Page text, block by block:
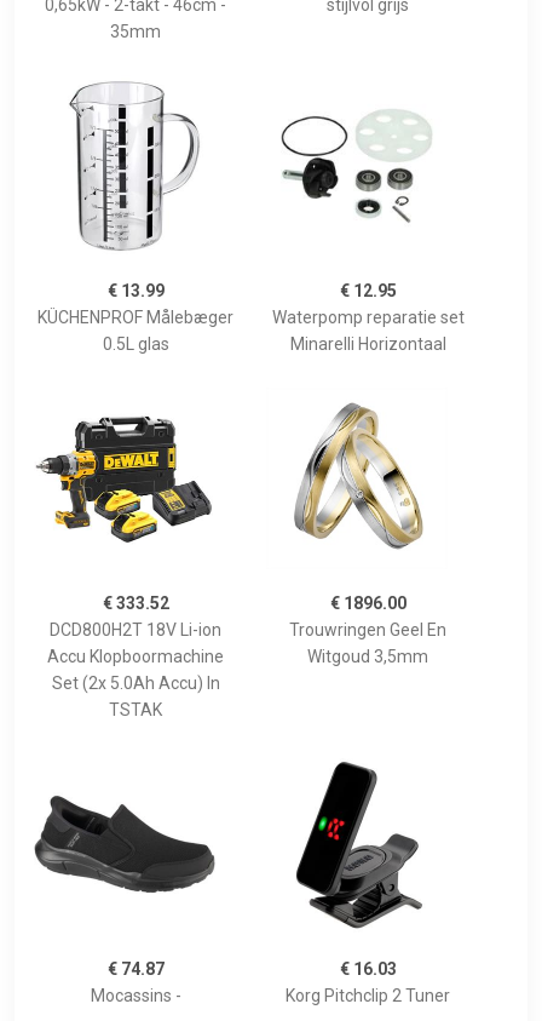
0,65kW - 2-takt - 46cm -
35mm
stijlvol grijs
€ 13.99
KÜCHENPROF Målebæger
0.5L glas
€ 12.95
Waterpomp reparatie set
Minarelli Horizontaal
€ 333.52
DCD800H2T 18V Li-ion
Accu Klopboormachine
Set (2x 5.0Ah Accu) In
TSTAK
€ 1896.00
Trouwringen Geel En
Witgoud 3,5mm
€ 74.87
Mocassins -
€ 16.03
Korg Pitchclip 2 Tuner